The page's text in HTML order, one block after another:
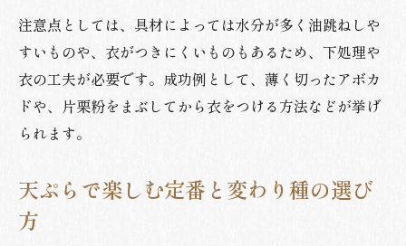
注意点としては、具材によっては水分が多く油跳ねしや
すいものや、衣がつきにくいものもあるため、下処理や
衣の工夫が必要です。成功例として、薄く切ったアボカ
ドや、片栗粉をまぶしてから衣をつける方法などが挙げ
られます。
天ぷらで楽しむ定番と変わり種の選び
方